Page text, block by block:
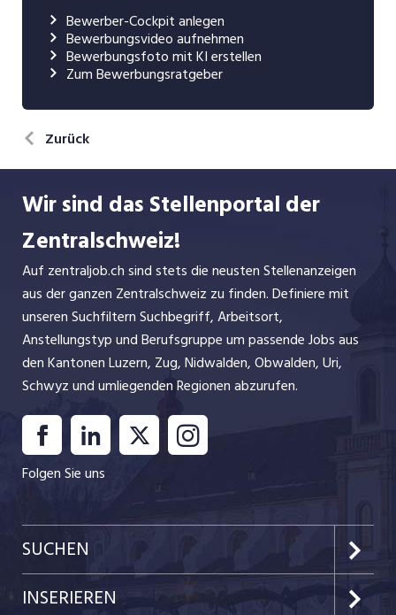
Bewerber-Cockpit anlegen
Bewerbungsvideo aufnehmen
Bewerbungsfoto mit KI erstellen
Zum Bewerbungsratgeber
Zurück
Wir sind das Stellenportal der
Zentralschweiz!
Auf zentraljob.ch sind stets die neusten Stellenanzeigen
aus der ganzen Zentralschweiz zu finden. Definiere mit
unseren Suchfiltern Suchbegriff, Arbeitsort,
Anstellungstyp und Berufsgruppe um passende Jobs aus
den Kantonen Luzern, Zug, Nidwalden, Obwalden, Uri,
Schwyz und umliegenden Regionen abzurufen.
Folgen Sie uns
SUCHEN
Kanton Luzern
INSERIEREN